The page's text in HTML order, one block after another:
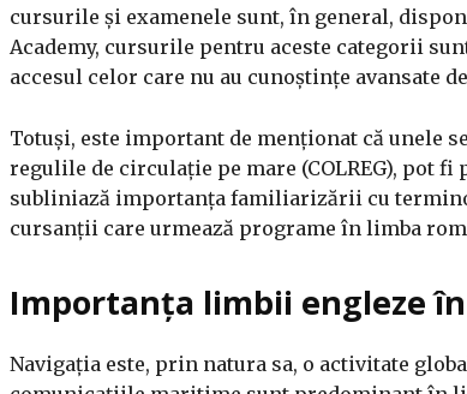
cursurile și examenele sunt, în general,
Academy, cursurile pentru aceste categorii
accesul celor care nu au cunoștințe avansate
Totuși, este important de menționat că unele
regulile de circulație pe mare (COLREG), pot fi
subliniază importanța familiarizării cu
cursanții care urmează programe în limba
Importanța limbii engleze
Navigația este, prin natura sa, o activitate